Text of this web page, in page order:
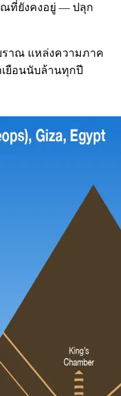
ณที่ยังคงอยู่ — ปลุก
าณ แหล่งความภาค
ยือนนับล้านทุกปี